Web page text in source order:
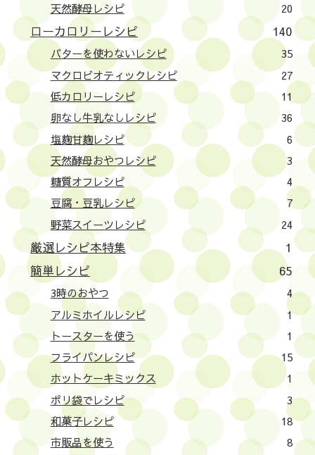
天然酵母レシピ
20
ローカロリーレシピ 140
バターを使わないレシピ
35
マクロビオティックレシピ
27
低カロリーレシピ
11
卵なし牛乳なしレシピ
36
塩麹甘麹レシピ
6
天然酵母おやつレシピ
3
糖質オフレシピ
4
豆腐・豆乳レシピ
7
野菜スイーツレシピ
24
厳選レシピ本特集
1
簡単レシピ
65
3時のおやつ
4
アルミホイルレシピ
1
トースターを使う
1
フライパンレシピ
15
ホットケーキミックス
1
ポリ袋でレシピ
3
和菓子レシピ
18
市販品を使う
8